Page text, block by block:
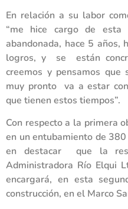
En relación a su labor
“me hice cargo de esta
abandonada, hace 5
logros, y se están
creemos y pensamos que
muy pronto va a estar
que tienen estos tiempos”.
Con respecto a la primera
en un entubamiento de
en destacar que la
Administradora Río Elqui
encargará, en esta
construcción, en el Marco